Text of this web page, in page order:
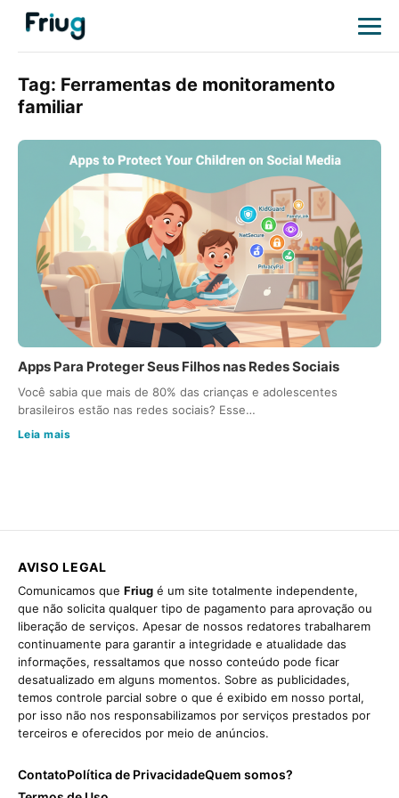
Tag: Ferramentas de monitoramento
familiar
Apps Para Proteger Seus Filhos nas Redes Sociais
Você sabia que mais de 80% das crianças e adolescentes
brasileiros estão nas redes sociais? Esse…
Leia mais
AVISO LEGAL
Comunicamos que Friug é um site totalmente independente,
que não solicita qualquer tipo de pagamento para aprovação ou
liberação de serviços. Apesar de nossos redatores trabalharem
continuamente para garantir a integridade e atualidade das
informações, ressaltamos que nosso conteúdo pode ficar
desatualizado em alguns momentos. Sobre as publicidades,
temos controle parcial sobre o que é exibido em nosso portal,
por isso não nos responsabilizamos por serviços prestados por
terceiros e oferecidos por meio de anúncios.
ContatoPolítica de PrivacidadeQuem somos?